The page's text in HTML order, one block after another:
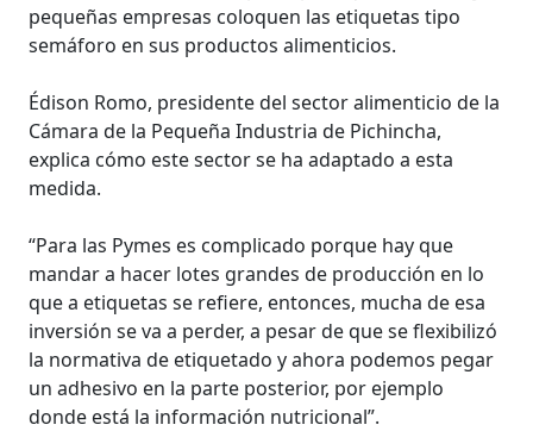
pequeñas empresas coloquen las etiquetas tipo
semáforo en sus productos alimenticios.
Édison Romo, presidente del sector alimenticio de la
Cámara de la Pequeña Industria de Pichincha,
explica cómo este sector se ha adaptado a esta
medida.
“Para las Pymes es complicado porque hay que
mandar a hacer lotes grandes de producción en lo
que a etiquetas se refiere, entonces, mucha de esa
inversión se va a perder, a pesar de que se flexibilizó
la normativa de etiquetado y ahora podemos pegar
un adhesivo en la parte posterior, por ejemplo
donde está la información nutricional”.